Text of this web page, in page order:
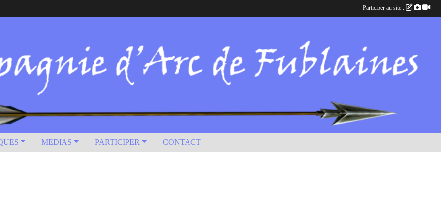
MEDIAS PARTICIPER CONTACT
Participer au site :